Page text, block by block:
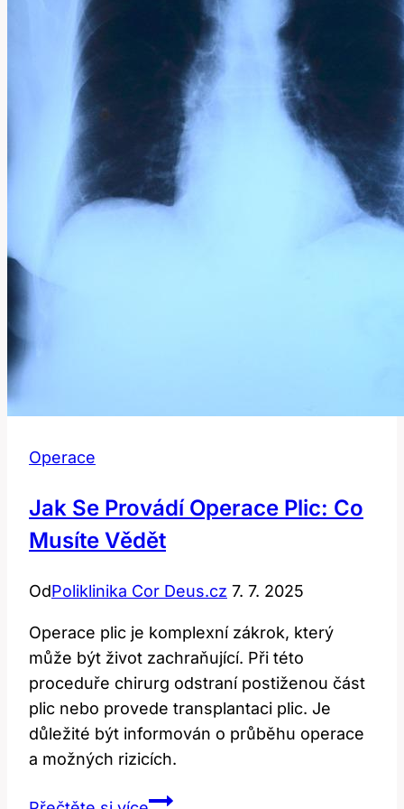
Operace
Jak Se Provádí Operace Plic: Co
Musíte Vědět
OdPoliklinika Cor Deus.cz 7. 7. 2025
Operace plic je komplexní zákrok, který
může být život zachraňující. Při této
proceduře chirurg odstraní postiženou část
plic nebo provede transplantaci plic. Je
důležité být informován o průběhu operace
a možných rizicích.
Jak